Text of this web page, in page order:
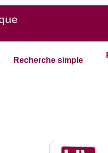
Recherche simple